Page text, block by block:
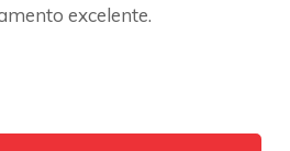
excelente.